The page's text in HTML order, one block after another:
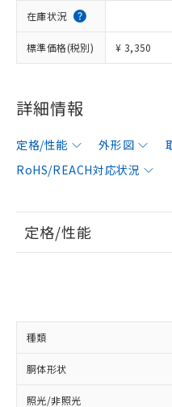
在庫状況
標準価格(税別) ¥ 3,350
詳細情報
定格/性能 外形図
RoHS/REACH対応状況
定格/性能
種類
胴体形状
照光/非照光